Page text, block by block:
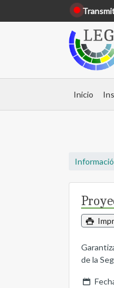
Inicio
de la